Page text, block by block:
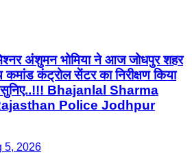
अंशुमन भोमिया ने आज जोधपुर शहर
कंट्रोल सेंटर का निरीक्षण किया
सुनिए..!!! Bhajanlal Sharma
Police Jodhpur
5, 2026